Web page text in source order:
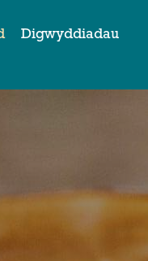
Digwyddiadau